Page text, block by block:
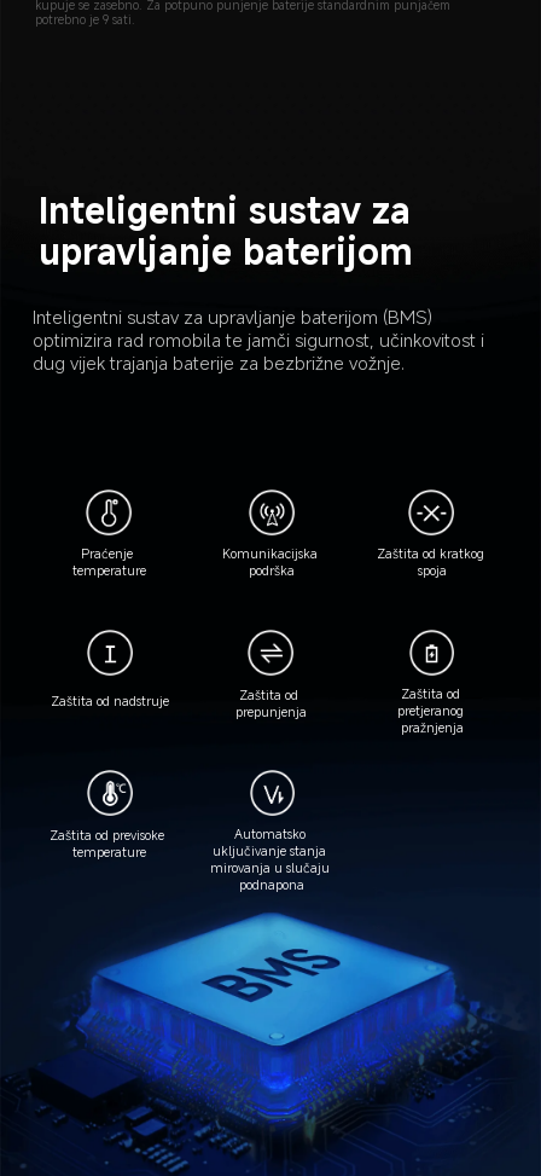
kupuje se zasebno. Za potpuno punjenje baterije standardnim punjačem
potrebno je 9 sati.
Inteligentni sustav za
upravljanje baterijom
Inteligentni sustav za upravljanje baterijom (BMS)
optimizira rad romobila te jamči sigurnost, učinkovitost i
dug vijek trajanja baterije za bezbrižne vožnje.
Praćenje
temperature
Komunikacijska
podrška
Zaštita od kratkog
spoja
Zaštita od nadstruje
Zaštita od
prepunjenja
Zaštita od
pretjeranog
pražnjenja
Zaštita od previsoke
temperature
Automatsko
uključivanje stanja
mirovanja u slučaju
podnapona